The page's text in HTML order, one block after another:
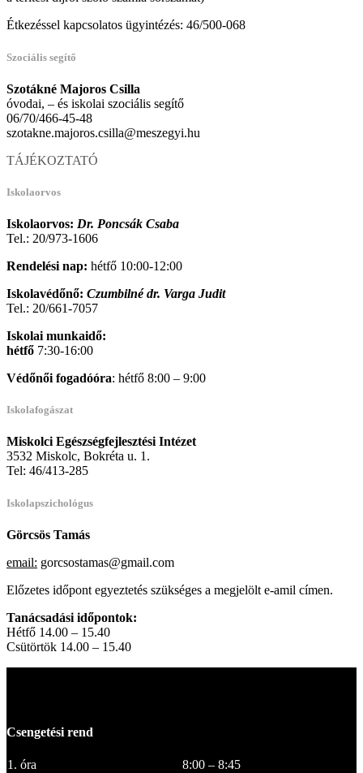
Étkezéssel kapcsolatos ügyintézés: 46/500-068
Szociális segítő
Szotákné Majoros Csilla
óvodai, – és iskolai szociális segítő
06/70/466-45-48
szotakne.majoros.csilla@meszegyi.hu
TÁJÉKOZTATÓ
Iskolaorvos
Iskolaorvos: Dr. Poncsák Csaba
Tel.: 20/973-1606
Rendelési nap: hétfő 10:00-12:00
Iskolavédőnő: Czumbilné dr. Varga Judit
Tel.: 20/661-7057
Iskolai munkaidő:
hétfő 7:30-16:00
Védőnői fogadóóra: hétfő 8:00 – 9:00
Iskolafogászat
Miskolci Egészségfejlesztési Intézet
3532 Miskolc, Bokréta u. 1.
Tel: 46/413-285
Iskolapszichológus
Görcsös Tamás
email: gorcsostamas@gmail.com
Előzetes időpont egyeztetés szükséges a megjelölt e-amil címen.
Tanácsadási időpontok:
Hétfő 14.00 – 15.40
Csütörtök 14.00 – 15.40
Csengetési rend
1. óra
8:00 – 8:45